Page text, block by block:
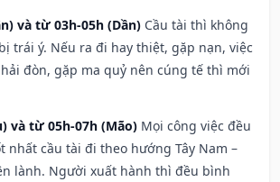
và từ 03h-05h (Dần) Cầu tài thì không
trái ý. Nếu ra đi hay thiệt, gặp nạn, việc
đòn, gặp ma quỷ nên cúng tế thì mới
và từ 05h-07h (Mão) Mọi công việc đều
nhất cầu tài đi theo hướng Tây Nam –
lành. Người xuất hành thì đều bình